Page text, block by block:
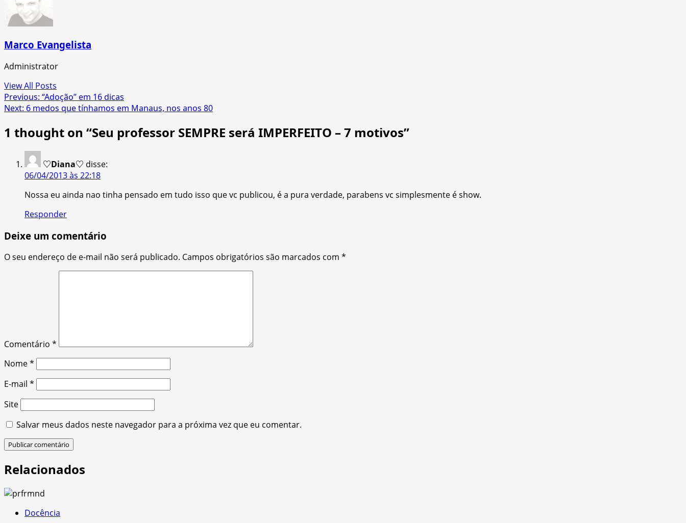
Marco Evangelista
Administrator
View All Posts
Post
navigation
Previous: “Adoção” em 16 dicas
Next: 6 medos que tínhamos em Manaus, nos anos 80
1 thought on “Seu professor SEMPRE será IMPERFEITO – 7 motivos”
♡Diana♡ disse:
06/04/2013 às 22:18
Nossa eu ainda nao tinha pensado em tudo isso que vc publicou, é a pura verdade, parabens vc simplesmente é show.
Responder
Deixe um comentário
O seu endereço de e-mail não será publicado. Campos obrigatórios são marcados com *
Comentário *
Nome*
E-mail *
Site
Salvar meus dados neste navegador para a próxima vez que eu comentar.
Relacionados
Docência